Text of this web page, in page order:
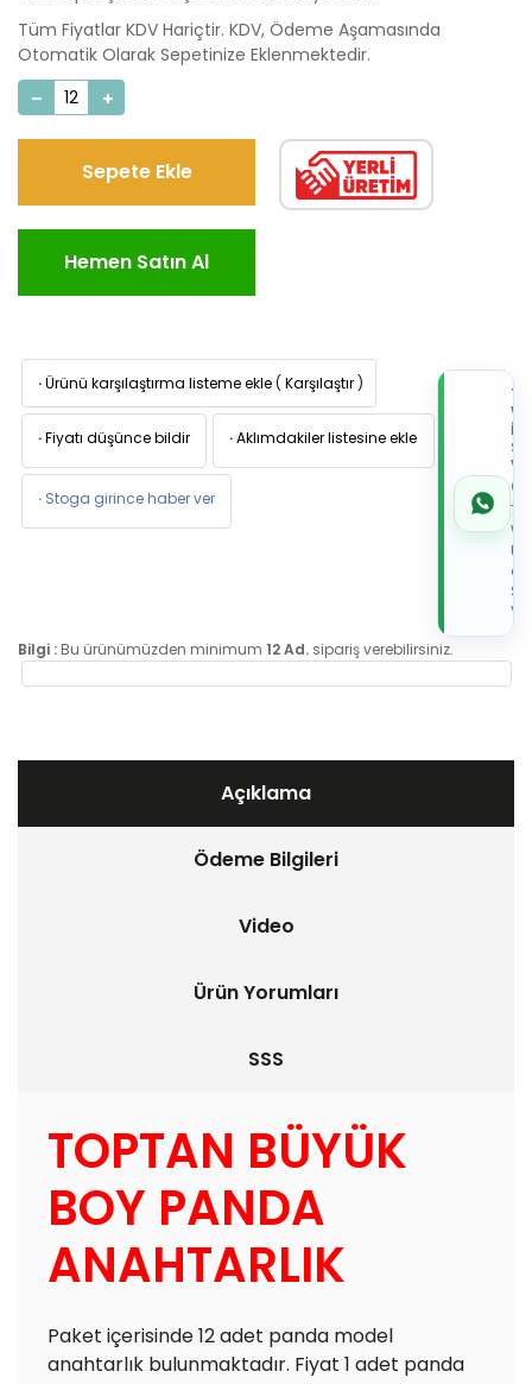
Tüm Fiyatlar KDV Hariçtir. KDV, Ödeme Aşamasında
Otomatik Olarak Sepetinize Eklenmektedir.
Sepete Ekle
Hemen Satın Al
·Ürünü karşılaştırma listeme ekle ( Karşılaştır )
·Fiyatı düşünce bildir ·Aklımdakiler listesine ekle
· Stoga girince haber ver
İLE
de
Bilgi : Bu ürünümüzden minimum 12 Ad. sipariş verebilirsiniz.
Açıklama
Ödeme Bilgileri
Video
Ürün Yorumları
SSS
TOPTAN BÜYÜK
BOY PANDA
ANAHTARLIK
Paket içerisinde 12 adet panda model
anahtarlık bulunmaktadır. Fiyat 1 adet panda